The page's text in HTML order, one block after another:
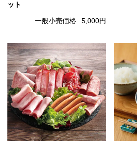
ット
一般小売価格 5,000円